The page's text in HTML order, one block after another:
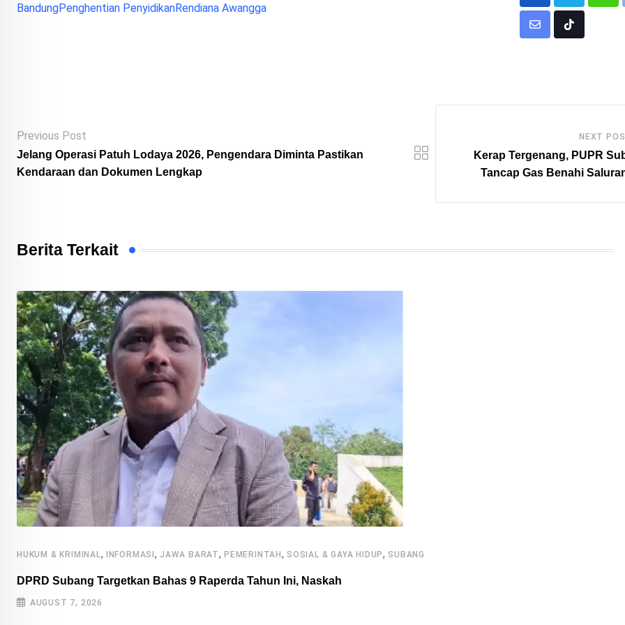
BandungPenghentian PenyidikanRendiana Awangga
Share
Tiktok
Previous Post
Jelang Operasi Patuh Lodaya 2026, Pengendara Diminta Pastikan
Kendaraan dan Dokumen Lengkap
NEXT
Kerap Tergenang, PUPR
Tancap Gas Benahi
Berita Terkait
HUKUM & KRIMINAL, INFORMASI, JAWA BARAT,PEMERINTAH, SOSIAL & GAYA HIDUP, SUBANG
DPRD Subang Targetkan Bahas 9 Raperda Tahun Ini, Naskah
AUGUST 7, 2026